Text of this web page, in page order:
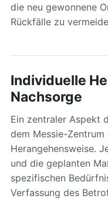
die neu gewonnene
Rückfälle zu
Individuelle
Nachsorge
Ein zentraler Aspekt
dem Messie-
Herangehensweise.
und die geplanten
spezifischen
Verfassung des